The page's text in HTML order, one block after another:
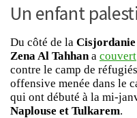
Un enfant
Du côté de la Cisjordanie
Zena Al Tahhan a couvert
contre le camp de réfugiés
offensive menée dans le
qui ont débuté à la mi-
Naplouse et Tulkarem.